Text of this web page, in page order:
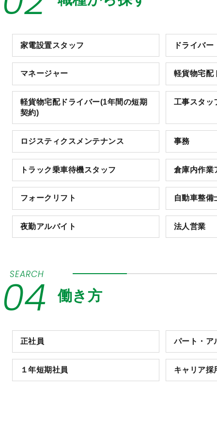
家電設置スタッフ ドライバー
マネージャー 軽貨物宅配
軽貨物宅配ドライバー(1年間の短期
契約)
工事スタッ
ロジスティクスメンテナンス 事務
トラック乗車待機スタッフ 倉庫内作業
フォークリフト 自動車整備
夜勤アルバイト 法人営業
SEARCH
04 働き方
正社員 パート・ア
１年短期社員 キャリア採